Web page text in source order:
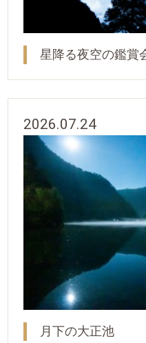
星降る夜空の鑑賞
2026.07.24
月下の大正池